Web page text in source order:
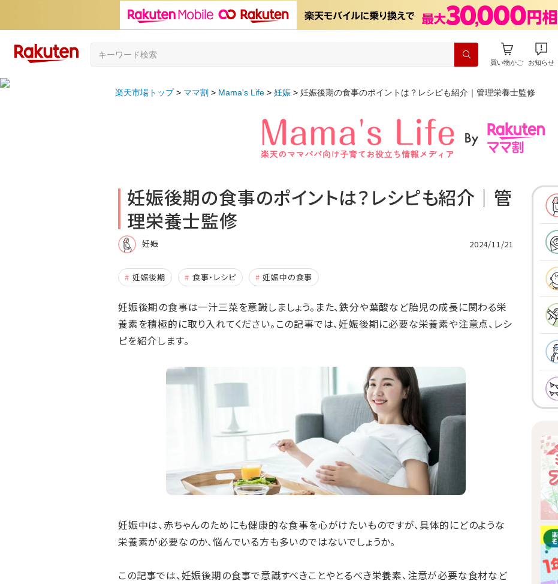
買い物かご お知らせ
楽天市場トップ ママ割 Mama's Life 妊娠 妊娠後期の食事のポイントは？レシピも紹介｜管理栄養士監修
妊娠後期の食事のポイントは？レシピも紹介｜管
理栄養士監修
妊娠 2024/11/21
妊娠後期 食事・レシピ 妊娠中の食事
妊娠後期の食事は一汁三菜を意識しましょう。また、鉄分や葉酸など胎児の成長に関わる栄
養素を積極的に取り入れてください。この記事では、妊娠後期に必要な栄養素や注意点、レシ
ピを紹介します。
妊娠中は、赤ちゃんのためにも健康的な食事を心がけたいものですが、具体的にどのような
栄養素が必要なのか、悩んでいる方も多いのではないでしょうか。
この記事では、妊娠後期の食事で意識すべきことやとるべき栄養素、注意が必要な食材など